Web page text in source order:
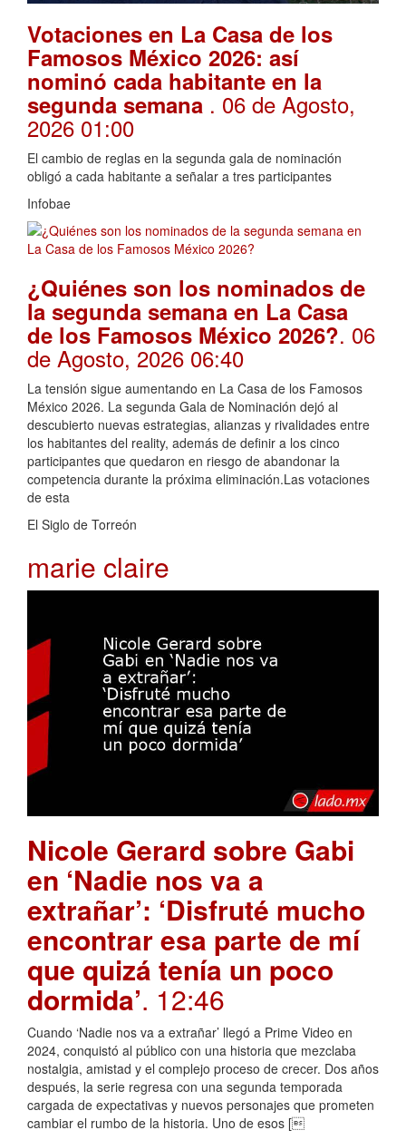
Votaciones en La Casa de los
Famosos México 2026: así
nominó cada habitante en la
segunda semana . 06 de Agosto,
2026 01:00
El cambio de reglas en la segunda gala de nominación
obligó a cada habitante a señalar a tres participantes
Infobae
¿Quiénes son los nominados de
la segunda semana en La Casa
de los Famosos México 2026?. 06
de Agosto, 2026 06:40
La tensión sigue aumentando en La Casa de los Famosos
México 2026. La segunda Gala de Nominación dejó al
descubierto nuevas estrategias, alianzas y rivalidades entre
los habitantes del reality, además de definir a los cinco
participantes que quedaron en riesgo de abandonar la
competencia durante la próxima eliminación.Las votaciones
de esta
El Siglo de Torreón
marie claire
Nicole Gerard sobre Gabi
en ‘Nadie nos va a
extrañar’: ‘Disfruté mucho
encontrar esa parte de mí
que quizá tenía un poco
dormida’. 12:46
Cuando ‘Nadie nos va a extrañar’ llegó a Prime Video en
2024, conquistó al público con una historia que mezclaba
nostalgia, amistad y el complejo proceso de crecer. Dos años
después, la serie regresa con una segunda temporada
cargada de expectativas y nuevos personajes que prometen
cambiar el rumbo de la historia. Uno de esos [